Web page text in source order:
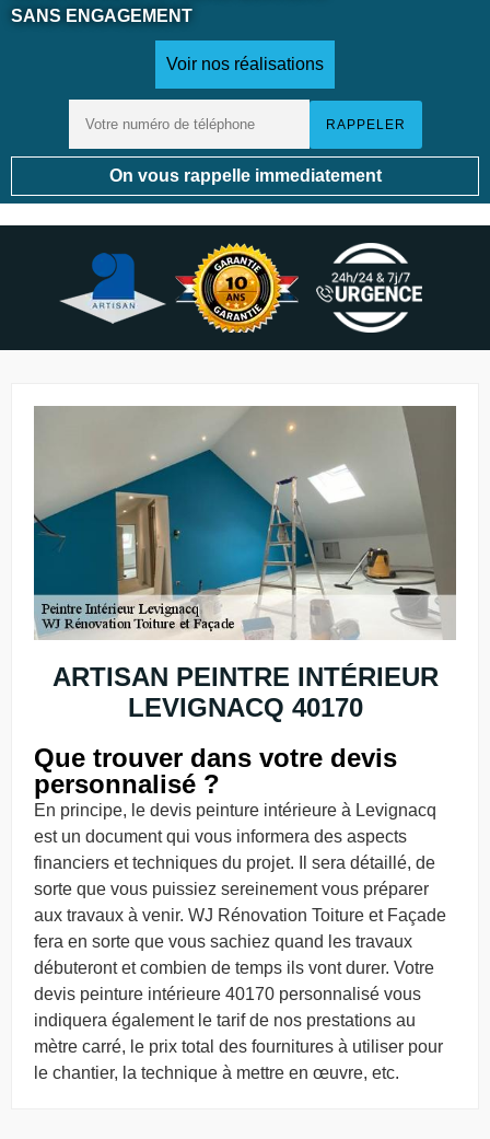
SANS ENGAGEMENT
Voir nos réalisations
On vous rappelle immediatement
ARTISAN PEINTRE INTÉRIEUR
LEVIGNACQ 40170
Que trouver dans votre devis
personnalisé ?
En principe, le devis peinture intérieure à Levignacq
est un document qui vous informera des aspects
financiers et techniques du projet. Il sera détaillé, de
sorte que vous puissiez sereinement vous préparer
aux travaux à venir. WJ Rénovation Toiture et Façade
fera en sorte que vous sachiez quand les travaux
débuteront et combien de temps ils vont durer. Votre
devis peinture intérieure 40170 personnalisé vous
indiquera également le tarif de nos prestations au
mètre carré, le prix total des fournitures à utiliser pour
le chantier, la technique à mettre en œuvre, etc.